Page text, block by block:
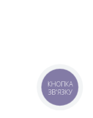
КНОПКА
ЗВ'ЯЗКУ